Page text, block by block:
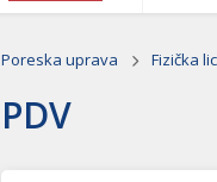
Poreska uprava Fizička
PDV